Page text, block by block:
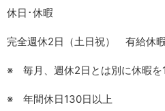
休日･休暇
完全週休2日（土日祝） 有給休
※ 毎月、週休2日とは別に休暇を
※ 年間休日130日以上